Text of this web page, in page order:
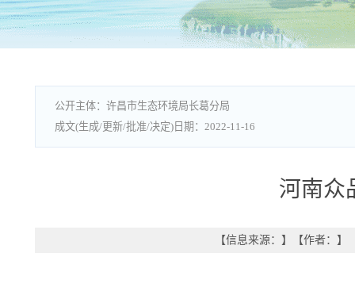
许昌市生态环境局长葛分局
2022-11-16
河南众
【信息来源： 】 【作者： 】